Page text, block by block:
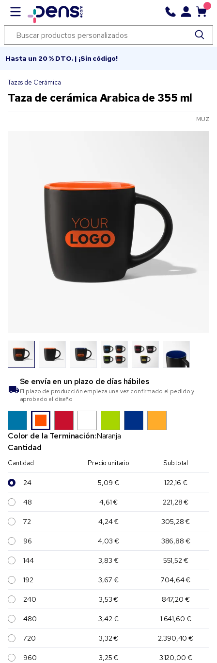
Hasta un 20 % DTO. | ¡Sin código!
Tazas de Cerámica
Taza de cerámica Arabica de 355 ml
MUZ
Se envía en un plazo de días hábiles
El plazo de producción empieza una vez confirmado el pedido y
aprobado el diseño
Color de la Terminación:Naranja
Cantidad
Cantidad Precio unitario Subtotal
24 5,09 € 122,16 €
48 4,61 € 221,28 €
72 4,24 € 305,28 €
96 4,03 € 386,88 €
144 3,83 € 551,52 €
192 3,67 € 704,64 €
240 3,53 € 847,20 €
480 3,42 € 1.641,60 €
720 3,32 € 2.390,40 €
960 3,25 € 3.120,00 €